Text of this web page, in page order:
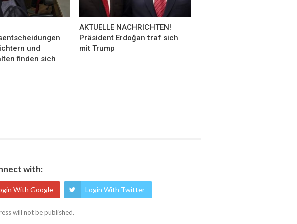
und
finden sich
AKTUELLE NACHRICHTEN!
Präsident Erdoğan traf sich
mit Trump
with:
With Google Login With Twitter
will not be published.